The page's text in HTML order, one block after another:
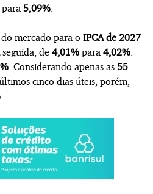
para 5,09%
mercado para o IPCA de 2027
seguida, de 4,01% para 4,02%
. Considerando apenas as 55
cinco dias úteis, porém,